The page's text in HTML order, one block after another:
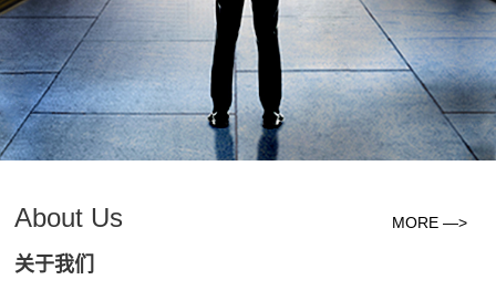
About Us
关于我们
MORE —>